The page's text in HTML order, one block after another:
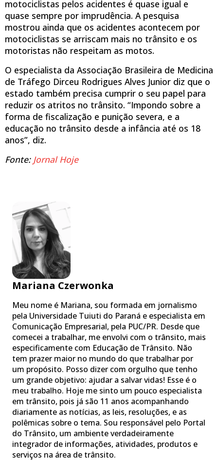
motociclistas pelos acidentes é quase igual e
quase sempre por imprudência. A pesquisa
mostrou ainda que os acidentes acontecem por
motociclistas se arriscam mais no trânsito e os
motoristas não respeitam as motos.
O especialista da Associação Brasileira de Medicina
de Tráfego Dirceu Rodrigues Alves Junior diz que o
estado também precisa cumprir o seu papel para
reduzir os atritos no trânsito. “Impondo sobre a
forma de fiscalização e punição severa, e a
educação no trânsito desde a infância até os 18
anos”, diz.
Fonte: Jornal Hoje
Mariana Czerwonka
Meu nome é Mariana, sou formada em jornalismo
pela Universidade Tuiuti do Paraná e especialista em
Comunicação Empresarial, pela PUC/PR. Desde que
comecei a trabalhar, me envolvi com o trânsito, mais
especificamente com Educação de Trânsito. Não
tem prazer maior no mundo do que trabalhar por
um propósito. Posso dizer com orgulho que tenho
um grande objetivo: ajudar a salvar vidas! Esse é o
meu trabalho. Hoje me sinto um pouco especialista
em trânsito, pois já são 11 anos acompanhando
diariamente as notícias, as leis, resoluções, e as
polêmicas sobre o tema. Sou responsável pelo Portal
do Trânsito, um ambiente verdadeiramente
integrador de informações, atividades, produtos e
serviços na área de trânsito.